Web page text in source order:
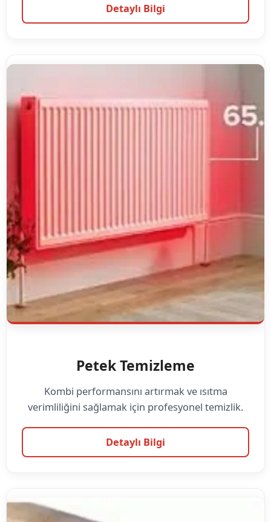
Detaylı Bilgi
Petek Temizleme
Kombi performansını artırmak ve ısıtma
verimliliğini sağlamak için profesyonel temizlik.
Detaylı Bilgi